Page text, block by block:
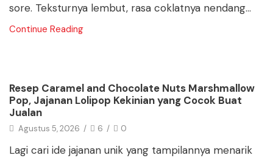
sore. Teksturnya lembut, rasa coklatnya nendang...
Continue Reading
Resep Caramel and Chocolate Nuts Marshmallow
Pop, Jajanan Lolipop Kekinian yang Cocok Buat
Jualan
Agustus 5, 2026 / 6 / 0
Lagi cari ide jajanan unik yang tampilannya menarik